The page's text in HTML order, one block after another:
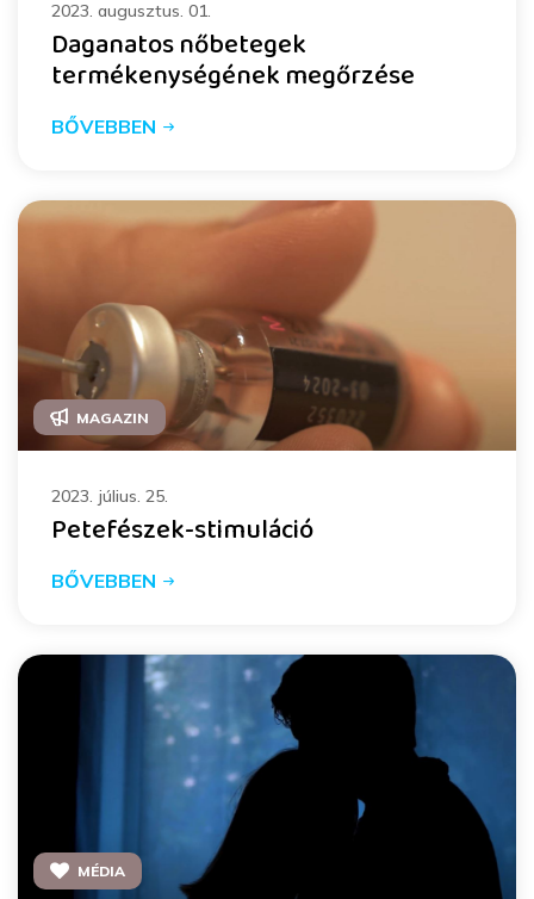
2023. augusztus. 01.
Daganatos nőbetegek
termékenységének megőrzése
BŐVEBBEN
MAGAZIN
2023. július. 25.
Petefészek-stimuláció
BŐVEBBEN
MÉDIA